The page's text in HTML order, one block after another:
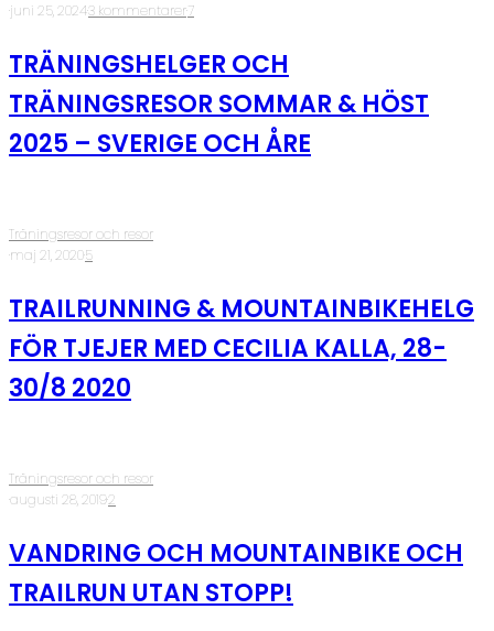
·juni 25, 2024·3 kommentarer·7
TRÄNINGSHELGER OCH
TRÄNINGSRESOR SOMMAR & HÖST
2025 – SVERIGE OCH ÅRE
Träningsresor och resor
·maj 21, 2020·5
TRAILRUNNING & MOUNTAINBIKEHELG
FÖR TJEJER MED CECILIA KALLA, 28-
30/8 2020
Träningsresor och resor
·augusti 28, 2019·2
VANDRING OCH MOUNTAINBIKE OCH
TRAILRUN UTAN STOPP!